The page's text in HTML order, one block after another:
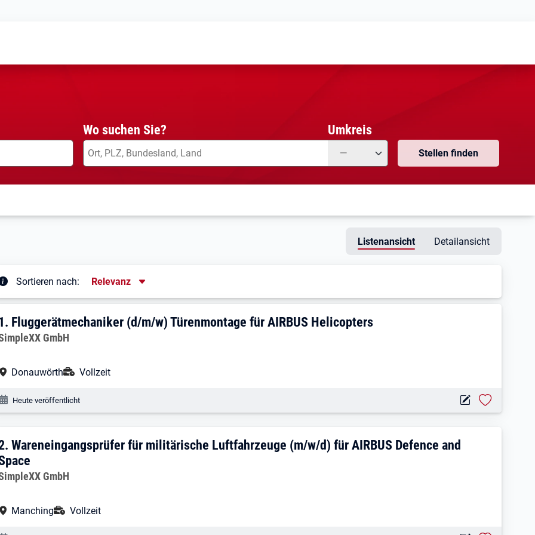
Wo suchen Sie? Umkreis
— Stellen finden
Listenansicht Detailansicht
Sortieren nach: Sortierung
Relevanz
Ergebnis: Fluggerätmechaniker (d/m/w) Türenmontage für AIRBUS
Fluggerätmechaniker (d/m/w) Türenmontage für AIRBUS Helicopters
GmbH
Arbeitsort:
Donauwörth Anstellungsart:
Vollzeit
Veröffentlichungsdatum:
Heute veröffentlicht
Ergebnis: Wareneingangsprüfer für militärische Luftfahrzeuge (m/w/d) für
Wareneingangsprüfer für militärische Luftfahrzeuge (m/w/d) für AIRBUS Defence and
GmbH
Arbeitsort:
Manching Anstellungsart:
Vollzeit